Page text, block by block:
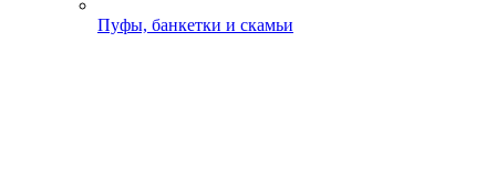
Пуфы, банкетки и скамьи